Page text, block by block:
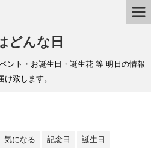
どんな日
ント・お誕生日・誕生花 等 明日の情報
け致します。
気になる 記念日 誕生日